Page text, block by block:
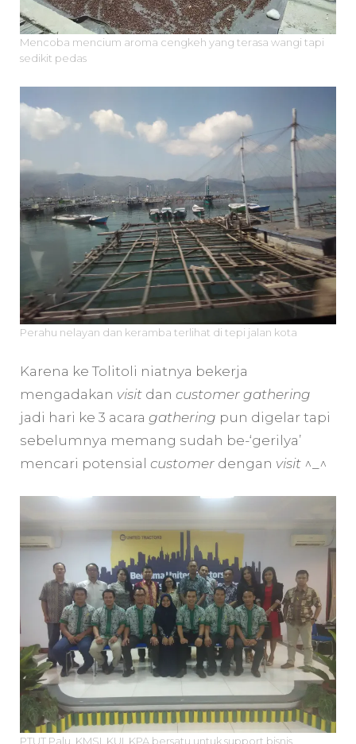
Mencoba mencium aroma cengkeh yang terasa wangi tapi
sedikit pedas
Perahu nelayan dan keramba terlihat di tepi jalan kota
Karena ke Tolitoli niatnya bekerja
mengadakan visit dan customer gathering
jadi hari ke 3 acara gathering pun digelar tapi
sebelumnya memang sudah be-‘gerilya’
mencari potensial customer dengan visit ^_^
PTUT Palu, KMSI, KUI, KPA bersatu untuk support bisnis